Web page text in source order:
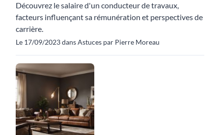
Découvrez le salaire d'un conducteur de travaux,
facteurs influençant sa rémunération et perspectives de
carrière.
Le 17/09/2023 dans Astuces par Pierre Moreau